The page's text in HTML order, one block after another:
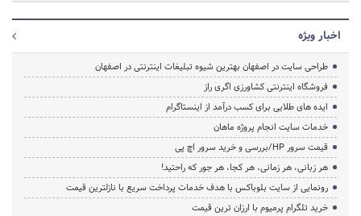
اخبار ویژه
طراحی سایت در اصفهان بهترین شیوه تبلیغات اینترنتی در اصفهان
فروشگاه اینترنتی کشاورزی اگری راز
ایده های طلایی برای کسب درآمد از اینستاگرام
خدمات سایت انجام پروژه ماهان
قیمت سرور HP/بررسی و خرید سرور اچ پی
هر زبانی، هر زمانی، هر کجا، هر جور که راحتید!
رونمایی از سایت بلوباکس با هدف خدمات پرداخت سریع با نازلترین قیمت
خرید تلگرام پرمیوم با ارزان ترین قیمت